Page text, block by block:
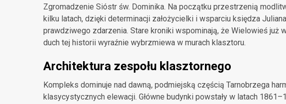
Zgromadzenie Sióstr św. Dominika. Na początku przestrzenią
kilku latach, dzięki determinacji założycielki i wsparciu księdza
prawdziwego zdarzenia. Stare kroniki wspominają, że Wielowieś już
duch tej historii wyraźnie wybrzmiewa w murach klasztoru.
Architektura zespołu klasztornego
Kompleks dominuje nad dawną, podmiejską częścią Tarnobrzega
klasycystycznych elewacji. Główne budynki powstały w latach